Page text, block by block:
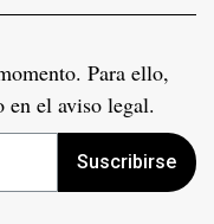
Para ello,
en el aviso legal.
Suscribirse